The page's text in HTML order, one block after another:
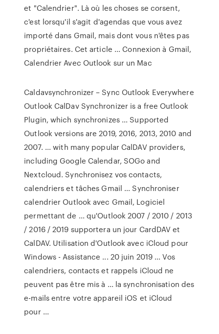
et "Calendrier". Là où les choses se corsent,
c'est lorsqu'il s'agit d'agendas que vous avez
importé dans Gmail, mais dont vous n'êtes pas
propriétaires. Cet article ... Connexion à Gmail,
Calendrier Avec Outlook sur un Mac
Caldavsynchronizer – Sync Outlook Everywhere
Outlook CalDav Synchronizer is a free Outlook
Plugin, which synchronizes ... Supported
Outlook versions are 2019, 2016, 2013, 2010 and
2007. ... with many popular CalDAV providers,
including Google Calendar, SOGo and
Nextcloud. Synchronisez vos contacts,
calendriers et tâches Gmail ... Synchroniser
calendrier Outlook avec Gmail, Logiciel
permettant de ... qu'Outlook 2007 / 2010 / 2013
/ 2016 / 2019 supportera un jour CardDAV et
CalDAV. Utilisation d'Outlook avec iCloud pour
Windows - Assistance ... 20 juin 2019 ... Vos
calendriers, contacts et rappels iCloud ne
peuvent pas être mis à ... la synchronisation des
e-mails entre votre appareil iOS et iCloud
pour ...